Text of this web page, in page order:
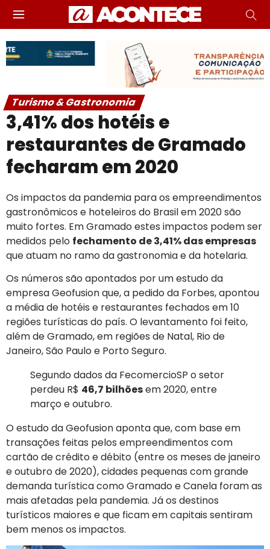
Turismo & Gastronomia
3,41% dos hotéis e
restaurantes de Gramado
fecharam em 2020
Os impactos da pandemia para os empreendimentos
gastronômicos e hoteleiros do Brasil em 2020 são
muito fortes. Em Gramado estes impactos podem ser
medidos pelo fechamento de 3,41% das empresas
que atuam no ramo da gastronomia e da hotelaria.
Os números são apontados por um estudo da
empresa Geofusion que, a pedido da Forbes, apontou
a média de hotéis e restaurantes fechados em 10
regiões turísticas do país. O levantamento foi feito,
além de Gramado, em regiões de Natal, Rio de
Janeiro, São Paulo e Porto Seguro.
Segundo dados da FecomercioSP o setor
perdeu R$ 46,7 bilhõesem 2020, entre
março e outubro.
O estudo da Geofusion aponta que, com base em
transações feitas pelos empreendimentos com
cartão de crédito e débito (entre os meses de janeiro
e outubro de 2020), cidades pequenas com grande
demanda turística como Gramado e Canela foram as
mais afetadas pela pandemia. Já os destinos
turísticos maiores e que ficam em capitais sentiram
bem menos os impactos.